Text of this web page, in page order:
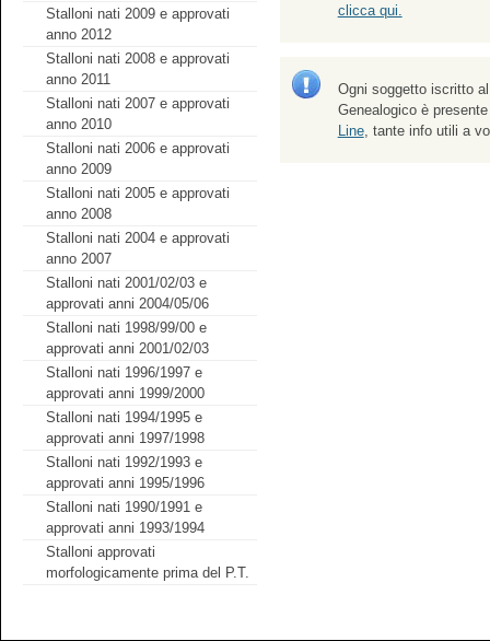
Stalloni nati 2009 e approvati
anno 2012
Stalloni nati 2008 e approvati
anno 2011
Stalloni nati 2007 e approvati
anno 2010
Stalloni nati 2006 e approvati
anno 2009
Stalloni nati 2005 e approvati
anno 2008
Stalloni nati 2004 e approvati
anno 2007
Stalloni nati 2001/02/03 e
approvati anni 2004/05/06
Stalloni nati 1998/99/00 e
approvati anni 2001/02/03
Stalloni nati 1996/1997 e
approvati anni 1999/2000
Stalloni nati 1994/1995 e
approvati anni 1997/1998
Stalloni nati 1992/1993 e
approvati anni 1995/1996
Stalloni nati 1990/1991 e
approvati anni 1993/1994
Stalloni approvati
morfologicamente prima del P.T.
clicca qui.
Ogni soggetto iscritto
Genealogico è
Line, tante info utili a